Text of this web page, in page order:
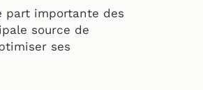
part importante des
source de
ses